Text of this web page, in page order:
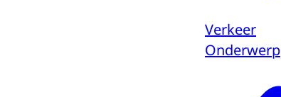
Verkeer
Onderwerp